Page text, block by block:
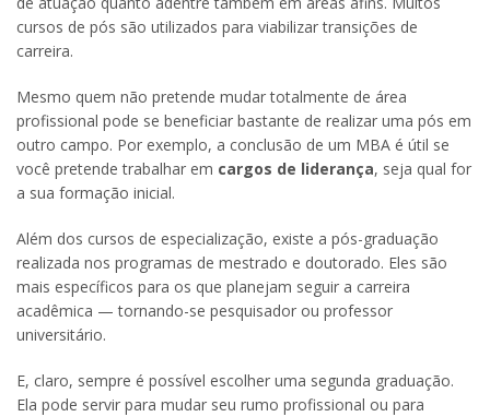
cursos de pós são utilizados para viabilizar transições de
carreira.
Mesmo quem não pretende mudar totalmente de área
profissional pode se beneficiar bastante de realizar uma pós em
outro campo. Por exemplo, a conclusão de um MBA é útil se
você pretende trabalhar em cargos de liderança, seja qual for
a sua formação inicial.
Além dos cursos de especialização, existe a pós-graduação
realizada nos programas de mestrado e doutorado. Eles são
mais específicos para os que planejam seguir a carreira
acadêmica — tornando-se pesquisador ou professor
universitário.
E, claro, sempre é possível escolher uma segunda graduação.
Ela pode servir para mudar seu rumo profissional ou para